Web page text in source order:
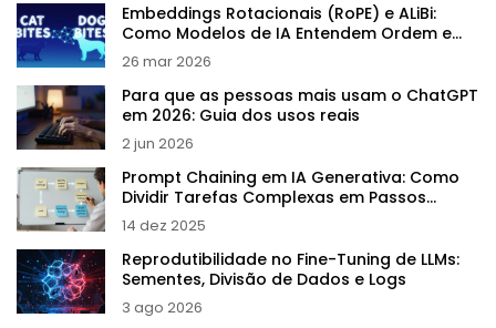
Embeddings Rotacionais (RoPE) e ALiBi:
Como Modelos de IA Entendem Ordem e
Contexto
26 mar 2026
Para que as pessoas mais usam o ChatGPT
em 2026: Guia dos usos reais
2 jun 2026
Prompt Chaining em IA Generativa: Como
Dividir Tarefas Complexas em Passos
Confiáveis
14 dez 2025
Reprodutibilidade no Fine-Tuning de LLMs:
Sementes, Divisão de Dados e Logs
3 ago 2026